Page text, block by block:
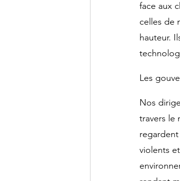
face aux
celles de
hauteur.
Les
Nos
travers le
violents